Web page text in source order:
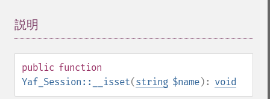
説明
public function
Yaf_Session::__isset(string $name): void